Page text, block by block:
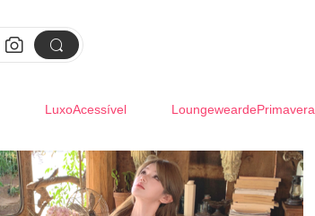
 
LuxoAcessível LoungeweardePrimavera